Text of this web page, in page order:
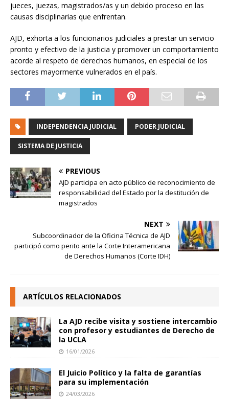
jueces, juezas, magistrados/as y un debido proceso en las
causas disciplinarias que enfrentan.
AJD, exhorta a los funcionarios judiciales a prestar un servicio
pronto y efectivo de la justicia y promover un comportamiento
acorde al respeto de derechos humanos, en especial de los
sectores mayormente vulnerados en el país.
INDEPENDENCIA JUDICIAL PODER JUDICIAL
SISTEMA DE JUSTICIA
PREVIOUS
AJD participa en acto público de reconocimiento de
responsabilidad del Estado por la destitución de
magistrados
NEXT
Subcoordinador de la Oficina Técnica de AJD
participó como perito ante la Corte Interamericana
de Derechos Humanos (Corte IDH)
ARTÍCULOS RELACIONADOS
La AJD recibe visita y sostiene intercambio
con profesor y estudiantes de Derecho de
la UCLA
16/01/2026
El Juicio Político y la falta de garantías
para su implementación
24/03/2026